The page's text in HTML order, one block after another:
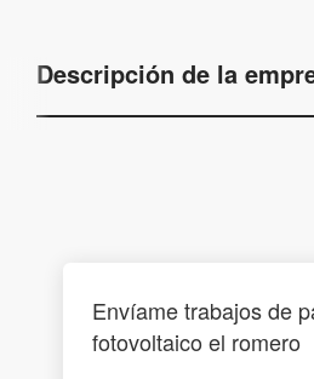
Descripción de la
Envíame trabajos de
fotovoltaico el romero